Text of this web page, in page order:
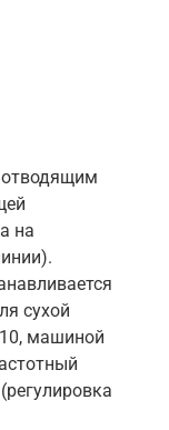
отводящим
на
сухой
машиной